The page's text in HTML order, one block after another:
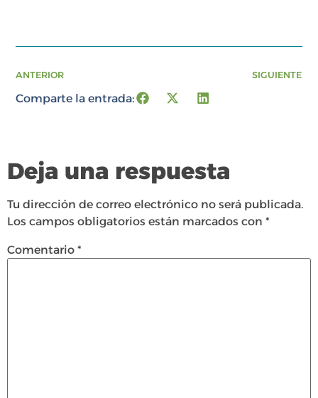
ANTERIOR SIGUIENTE
Comparte la entrada:
Deja una respuesta
Tu dirección de correo electrónico no será publicada.
Los campos obligatorios están marcados con *
Comentario *